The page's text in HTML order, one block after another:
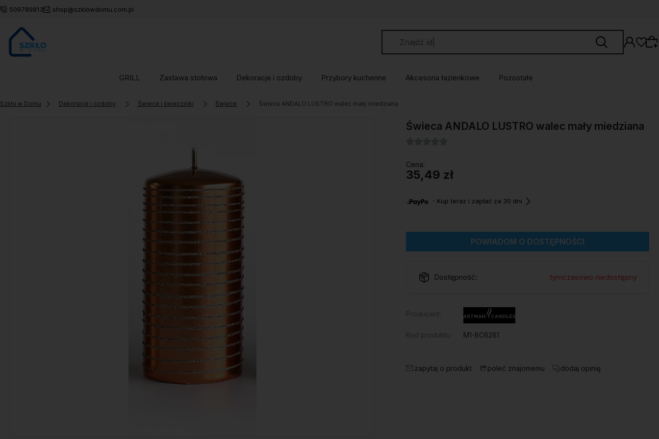
509789813 shop@szklowdomu.com.pl
oferty lub zaloguj się, aby przywrócić dodane
GRILL Zastawa stołowa Dekoracje i ozdoby Przybory kuchenne Akcesoria łazienkowe Pozostałe
Szkło w Domu Dekoracje i ozdoby Świece i świeczniki Świece Świeca ANDALO LUSTRO walec mały miedziana
Świeca ANDALO LUSTRO walec mały miedziana
Cena:
35,49 zł
・Kup teraz i zapłać za 30 dni
POWIADOM O DOSTĘPNOŚCI
Dostępność: tymczasowo niedostępny
M1-BC6281
zapytaj o produkt poleć znajomemu dodaj opinię